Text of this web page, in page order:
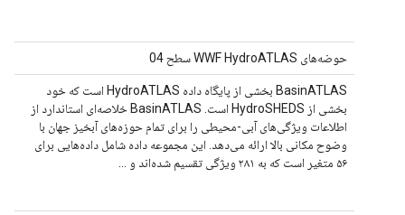
حوضه‌های WWF HydroATLAS سطح 04
BasinATLAS بخشی از پایگاه داده HydroATLAS است که خود
بخشی از HydroSHEDS است. BasinATLAS خلاصه‌ای استاندارد از
اطلاعات ویژگی‌های آبی-محیطی را برای تمام حوزه‌های آبخیز جهان با
وضوح مکانی بالا ارائه می‌دهد. این مجموعه داده شامل داده‌هایی برای
۵۶ متغیر است که به ۲۸۱ ویژگی تقسیم شده‌اند و ...